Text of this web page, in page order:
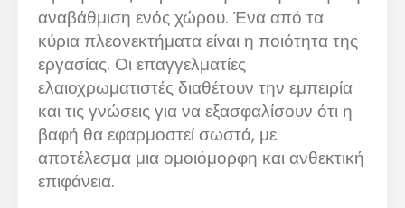
αναβάθμιση ενός χώρου. Ένα από τα
κύρια πλεονεκτήματα είναι η ποιότητα της
εργασίας. Οι επαγγελματίες
ελαιοχρωματιστές διαθέτουν την εμπειρία
και τις γνώσεις για να εξασφαλίσουν ότι η
βαφή θα εφαρμοστεί σωστά, με
αποτέλεσμα μια ομοιόμορφη και ανθεκτική
επιφάνεια.